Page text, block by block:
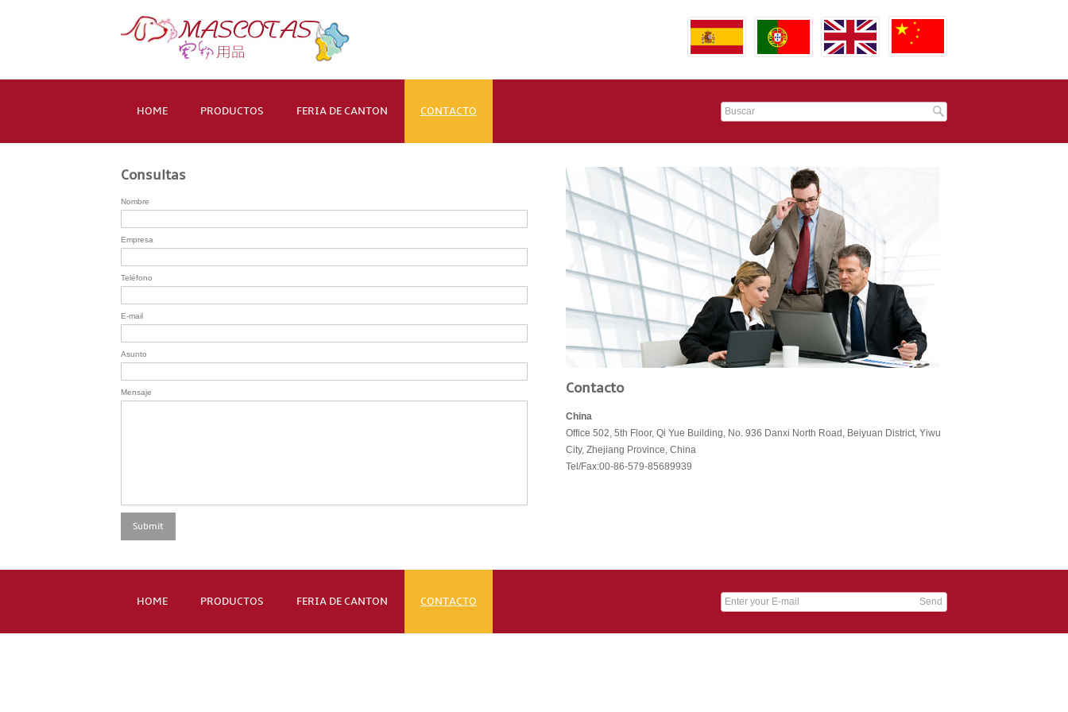
HOME PRODUCTOS FERIA DE CANTON CONTACTO
Consultas
Nombre
Empresa
Teléfono
E-mail
Asunto
Mensaje Contacto
China
Office 502, 5th Floor, Qi Yue Building, No. 936 Danxi North Road, Beiyuan District, Yiwu
City, Zhejiang Province, China
Tel/Fax:00-86-579-85689939
HOME PRODUCTOS FERIA DE CANTON CONTACTO